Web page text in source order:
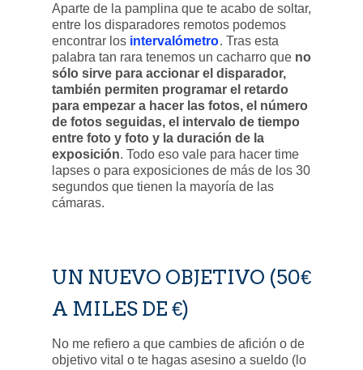
Aparte de la pamplina que te acabo de soltar,
entre los disparadores remotos podemos
encontrar los intervalómetro. Tras esta
palabra tan rara tenemos un cacharro que no
sólo sirve para accionar el disparador,
también permiten programar el retardo
para empezar a hacer las fotos, el número
de fotos seguidas, el intervalo de tiempo
entre foto y foto y la duración de la
exposición. Todo eso vale para hacer time
lapses o para exposiciones de más de los 30
segundos que tienen la mayoría de las
cámaras.
UN NUEVO OBJETIVO (50€
A MILES DE €)
No me refiero a que cambies de afición o de
objetivo vital o te hagas asesino a sueldo (lo